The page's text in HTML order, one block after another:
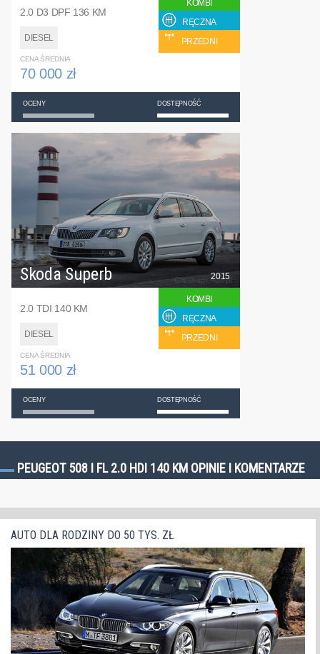
2.0 D3 DPF 136 KM
DIESEL
KOMBI
RĘCZNA
PRZEDNI
CENA ŚREDNIA
70 000 zł
OCENY DOSTĘPNOŚĆ
Skoda Superb
2.0 TDI 140 KM
DIESEL
2015
KOMBI
RĘCZNA
PRZEDNI
CENA ŚREDNIA
51 000 zł
OCENY DOSTĘPNOŚĆ
PEUGEOT 508 I FL 2.0 HDI 140 KM OPINIE I KOMENTARZE
AUTO DLA RODZINY DO 50 TYS. ZŁ